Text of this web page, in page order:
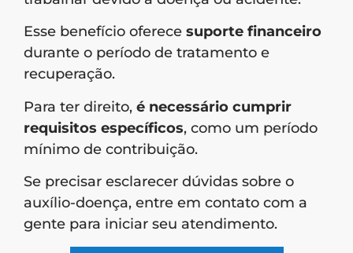
Esse benefício oferece suporte financeiro
durante o período de tratamento e
recuperação.
Para ter direito, é necessário cumprir
requisitos específicos, como um período
mínimo de contribuição.
Se precisar esclarecer dúvidas sobre o
auxílio-doença, entre em contato com a
gente para iniciar seu atendimento.